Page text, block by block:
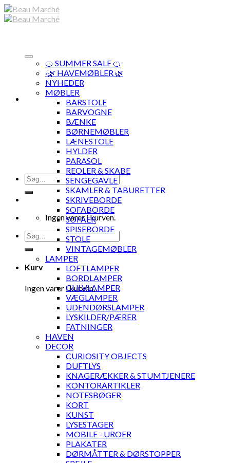
Skip
to
Søg
efter:
Ingen varer i kurven.
Søg
efter:
Kurv
Ingen varer i kurven.
🍊 SUMMER SALE 🍊
·🌿 HAVEMØBLER 🌿
NYHEDER
MØBLER
BARSTOLE
BARVOGNE
BÆNKE
BØRNEMØBLER
LÆNESTOLE
HYLDER
PARASOL
REOLER & SKABE
SENGEGAVLE
SKAMLER & TABURETTER
SKRIVEBORDE
SOFABORDE
SOFAER
SPISEBORDE
STOLE
VINTAGEMØBLER
LAMPER
LOFTLAMPER
BORDLAMPER
GULVLAMPER
VÆGLAMPER
UDENDØRSLAMPER
LYSKILDER/PÆRER
FATNINGER
HAVEN
DECOR
CURIOSITY OBJECTS
DUFTLYS
KNAGERÆKKER & STUMTJENERE
KONTORARTIKLER
NOTESBØGER
KORT
KUNST
LYSESTAGER
MOBILE - UROER
PLAKATER
DØRMÅTTER & DØRSTOPPER